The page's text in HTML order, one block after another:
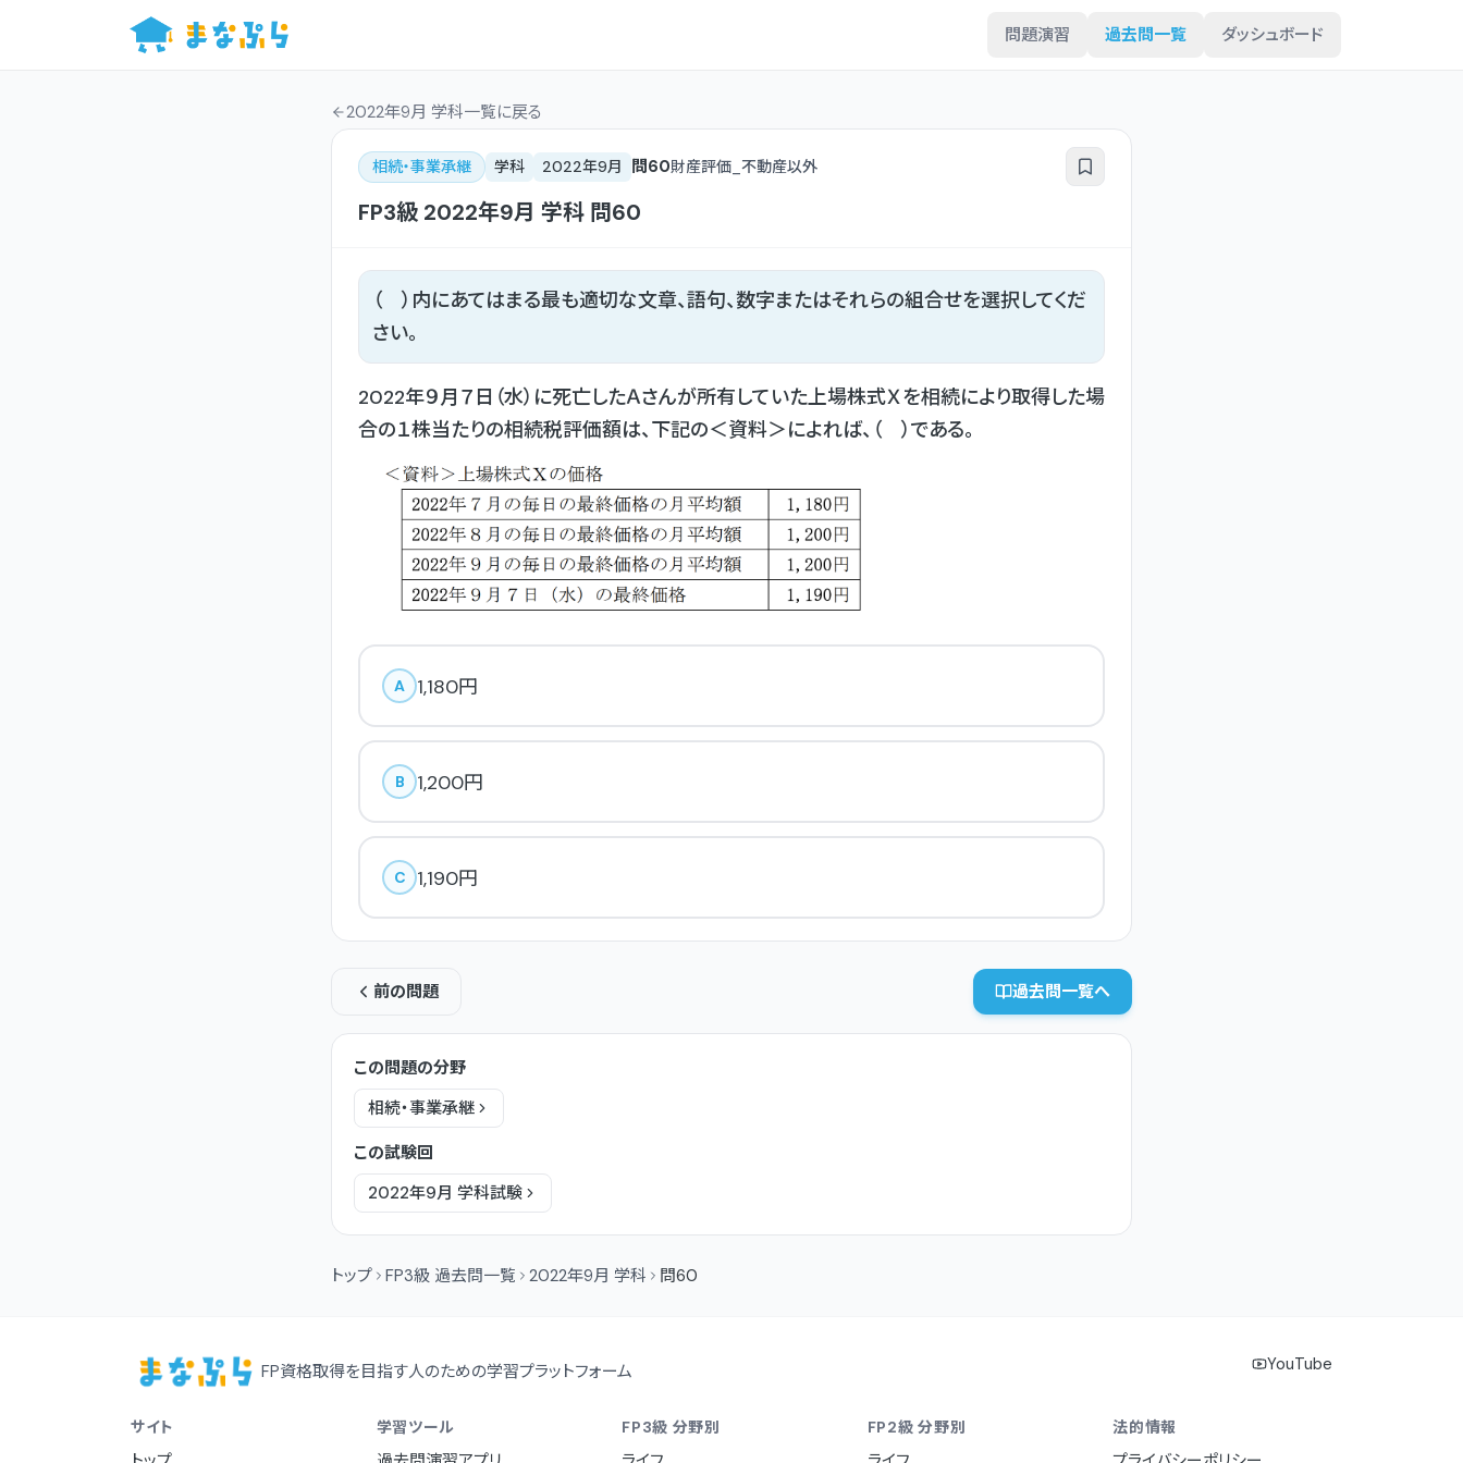
問題演習 過去問一覧 ダッシュボード
2022年9月 学科一覧に戻る
相続・事業承継 学科 2022年9月 問60財産評価_不動産以外
FP3級 2022年9月 学科 問60
（ ）内にあてはまる最も適切な文章、語句、数字またはそれらの組合せを選択してくだ
さい。
2022年９月７日（水）に死亡したＡさんが所有していた上場株式Ｘを相続により取得した場
合の１株当たりの相続税評価額は、下記の＜資料＞によれば、（ ）である。
A 1,180円
B 1,200円
C 1,190円
前の問題 過去問一覧へ
この問題の分野
相続・事業承継
この試験回
2022年9月 学科試験
トップ FP3級 過去問一覧 2022年9月 学科 問60
FP資格取得を目指す人のための学習プラットフォーム YouTube
サイト 学習ツール FP3級 分野別 FP2級 分野別 法的情報